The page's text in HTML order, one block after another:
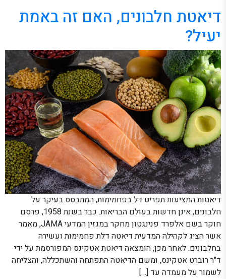
דיאטת חלבונים, האם זה באמת
יעיל?
דיאטות המציעות תפריט דל בפחמימות, המתבסס בעיקר על
חלבונים, אינן חדשות בעולם הבריאות. כבר בשנת 1958, פרסם
חוקר בשם אלפרד פנינגטון מחקר במגזין המדעי JAMA, מאמר
אשר הציג לקהילה המדעית דיאטה דלת פחמימות ועשירה
בחלבונים. לאחר מכן, הומצאה דיאטת אטקינס המפורסמת על ידי
ד"ר רוברט אטקינס, ומשם הדיאטה התפתחה והשתכללה, והצליחה
לשמור על מעמדה עד […]